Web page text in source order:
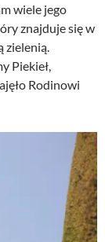
wiele jego
znajduje się w
zielenią.
Piekieł,
Rodinowi